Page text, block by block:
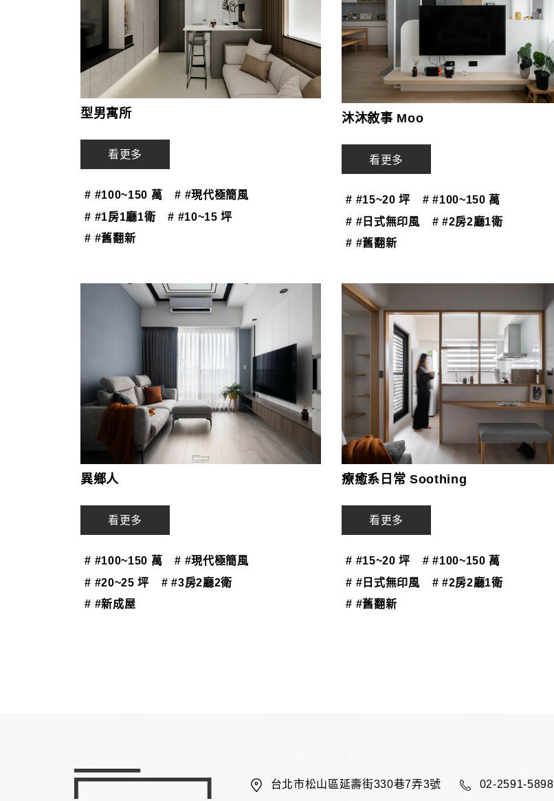
型男寓所
看更多
# #100~150 萬
# #現代極簡風
# #1房1廳1衛
# #10~15 坪
# #舊翻新
沐沐敘事 Moo
看更多
# #15~20 坪
# #100~150 萬
# #日式無印風
# #2房2廳1衛
# #舊翻新
異鄉人
看更多
# #100~150 萬
# #現代極簡風
# #20~25 坪
# #3房2廳2衛
# #新成屋
療癒系日常 Soothing
看更多
# #15~20 坪
# #100~150 萬
# #日式無印風
# #2房2廳1衛
# #舊翻新
台北市松山區延壽街330巷7弄3號 02-2591-5898